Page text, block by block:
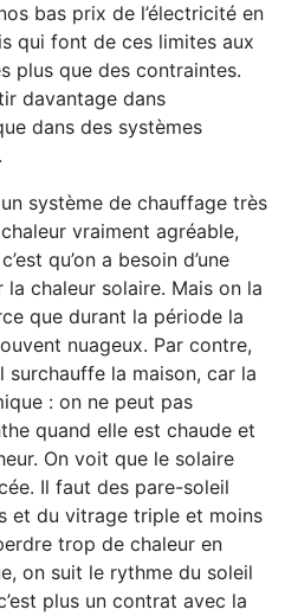
bas prix de l’électricité en
qui font de ces limites aux
plus que des contraintes.
davantage dans
dans des systèmes
système de chauffage très
vraiment agréable,
qu’on a besoin d’une
chaleur solaire. Mais on la
que durant la période la
nuageux. Par contre,
la maison, car la
: on ne peut pas
quand elle est chaude et
On voit que le solaire
Il faut des pare-soleil
et du vitrage triple et moins
trop de chaleur en
on suit le rythme du soleil
plus un contrat avec la